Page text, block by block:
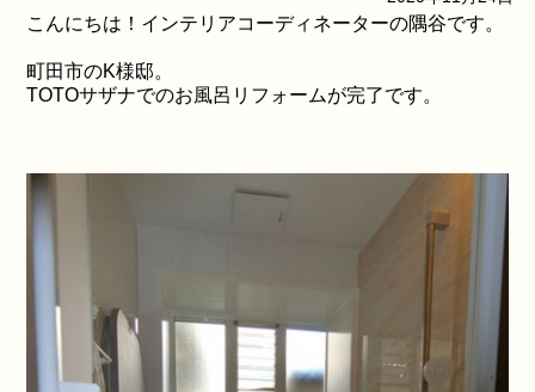
こんにちは！インテリアコーディネーターの隅谷です。
町田市のK様邸。
TOTOサザナでのお風呂リフォームが完了です。